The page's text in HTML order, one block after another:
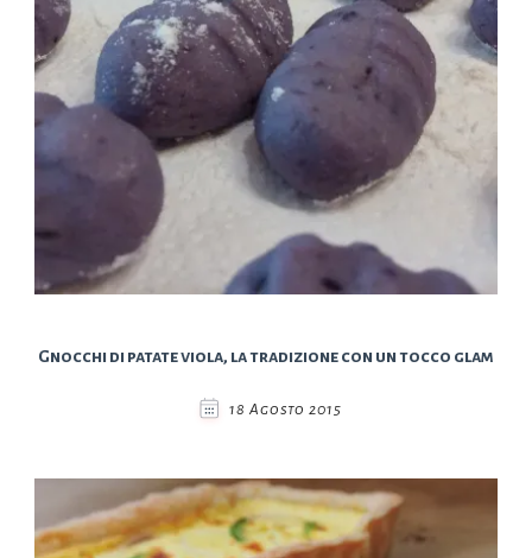
Gnocchi di patate viola, la tradizione con un tocco glam
18 Agosto 2015